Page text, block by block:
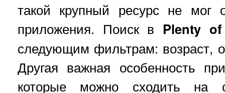
такой крупный ресурс не мог
приложения. Поиск в Plenty
следующим фильтрам: возраст,
Другая важная особенность
которые можно сходить на